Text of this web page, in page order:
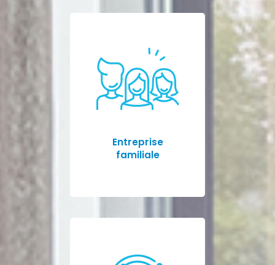
Entreprise
familiale